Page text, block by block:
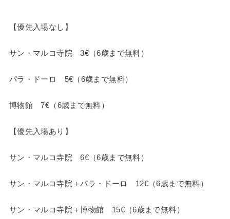
【優先入場なし】
サン・マルコ寺院 3€（6歳まで無料）
パラ・ドーロ 5€（6歳まで無料）
博物館 7€（6歳まで無料）
【優先入場あり】
サン・マルコ寺院 6€（6歳まで無料）
サン・マルコ寺院＋パラ・ドーロ 12€（6歳まで無料）
サン・マルコ寺院＋博物館 15€（6歳まで無料）